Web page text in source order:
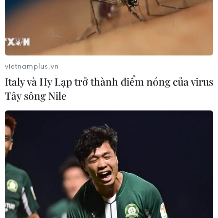
Bộ Công an chủ trì bảo đảm an dân, an ninh, an
toàn trật tự xã hội; khẩn trương triển khai xây
dựng hệ thống định danh, xác thực điện tử theo
số 4011/VPCP-KSTT ngày 16/6/2021 của Văn
phòng Chính phủ; Nghị Quyết số 76/NQ-CP ngày
15/7/2021 của Chính phủ; nguồn vốn thực hiện
sử dụng từ nguồn kinh phí tiết kiệm của Dự án
sản xuất, cấp và quản lý căn cước công dân; xây
dựng Nghị định về định danh, xác thực điện tử;
trước mắt để có cơ sở pháp lý triển khai trên
toàn quốc; tham mưu Thủ tướng Chính phủ ban
hành Quyết định về định danh, xác thực điện
tử; Quyết định về cung cấp dữ liệu cho cơ sở
quốc gia về dân cư khi thực hiện kết nối chia sẻ;
vietnamplus.vn
Italy và Hy Lạp trở thành điểm nóng của virus
Tây sông Nile